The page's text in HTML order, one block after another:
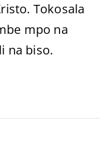
Tokosala
mpo na
na biso.